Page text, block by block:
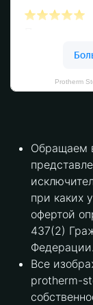
Protherm
Обращаем
при каких
офертой
437(2)
Федерации.
Все
protherm-